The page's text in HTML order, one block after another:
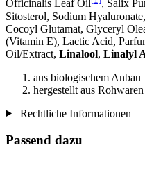
Officinalis Leaf Oil , Salix
Sitosterol, Sodium Hyaluronate,
Cocoyl Glutamat, Glyceryl
(Vitamin E), Lactic Acid,
Oil/Extract, Linalool, Linalyl
aus biologischem Anbau
hergestellt aus
Rechtliche Informationen
Passend dazu